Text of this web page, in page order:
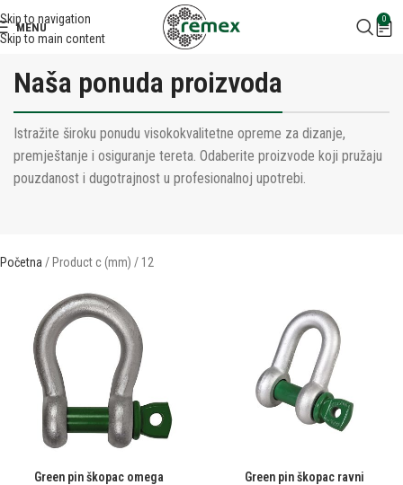
Skip to navigation
Skip to main content
MENU
0
Naša ponuda proizvoda
Istražite široku ponudu visokokvalitetne opreme za dizanje,
premještanje i osiguranje tereta. Odaberite proizvode koji pružaju
pouzdanost i dugotrajnost u profesionalnoj upotrebi.
Početna Product c (mm) 12
Green pin škopac omega
Green pin škopac ravni